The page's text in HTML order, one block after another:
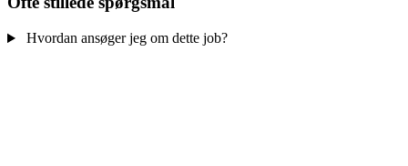
Hvordan ansøger jeg om dette job?